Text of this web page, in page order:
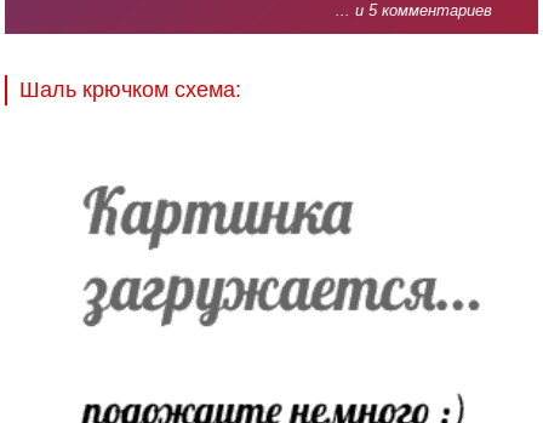
... и 5 комментариев
Шаль крючком схема: